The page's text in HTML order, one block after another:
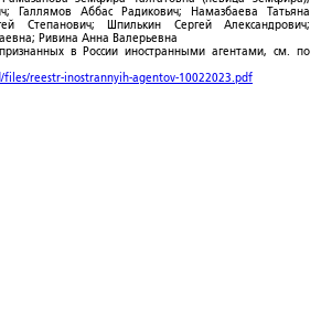
Галлямов Аббас Радикович; Намазбаева Татьяна
Степанович; Шпилькин Сергей Александрович;
Ривина Анна Валерьевна
в России иностранными агентами, см. по
reestr-inostrannyih-agentov-10022023.pdf